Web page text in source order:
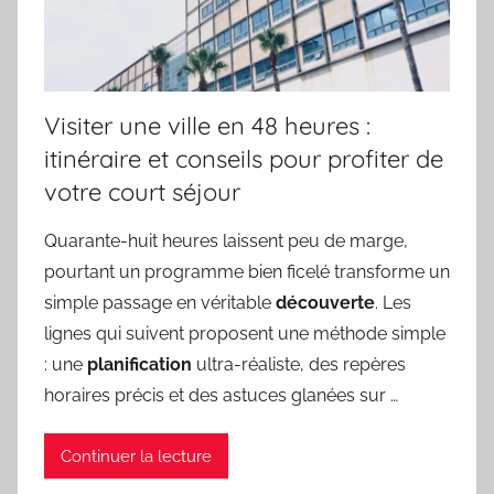
Visiter une ville en 48 heures :
itinéraire et conseils pour profiter de
votre court séjour
Quarante-huit heures laissent peu de marge,
pourtant un programme bien ficelé transforme un
simple passage en véritable découverte. Les
lignes qui suivent proposent une méthode simple
: une planification ultra-réaliste, des repères
horaires précis et des astuces glanées sur …
Continuer la lecture